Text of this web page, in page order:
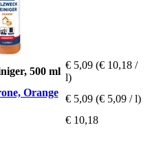
500 ml
€ 5,09 (€ 10,18 /
l)
Orange
€ 5,09 (€ 5,09 / l)
€ 10,18